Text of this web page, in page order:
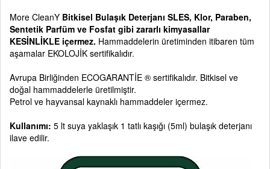
More CleanY Bitkisel Bulaşık Deterjanı SLES, Klor, Paraben,
Sentetik Parfüm ve Fosfat gibi zararlı kimyasallar
KESİNLİKLE içermez. Hammaddelerin üretiminden itibaren tüm
aşamalar EKOLOJİK sertifikalıdır.
Avrupa Birliğinden ECOGARANTİE ® sertifikalıdır. Bitkisel ve
doğal hammaddelerle üretilmiştir.
Petrol ve hayvansal kaynaklı hammaddeler içermez.
Kullanımı: 5 lt suya yaklaşık 1 tatlı kaşığı (5ml) bulaşık deterjanı
ilave edilir.